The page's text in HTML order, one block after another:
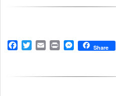
Facebook
TwitterEmailPrintMessenger
Share